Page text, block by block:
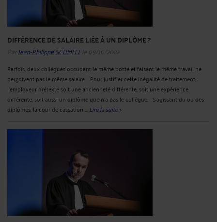
DIFFÉRENCE DE SALAIRE LIÉE À UN DIPLÔME ?
Par Jean-Philippe SCHMITTle 09/10/2022
Parfois, deux collègues occupant le même poste et faisant le même travail ne
perçoivent pas le même salaire. Pour justifier cette inégalité de traitement,
l’employeur prétexte soit une ancienneté différente, soit une expérience
différente, soit aussi un diplôme que n’a pas le collègue. S’agissant du ou des
diplômes, la cour de cassation ... Lire la suite >